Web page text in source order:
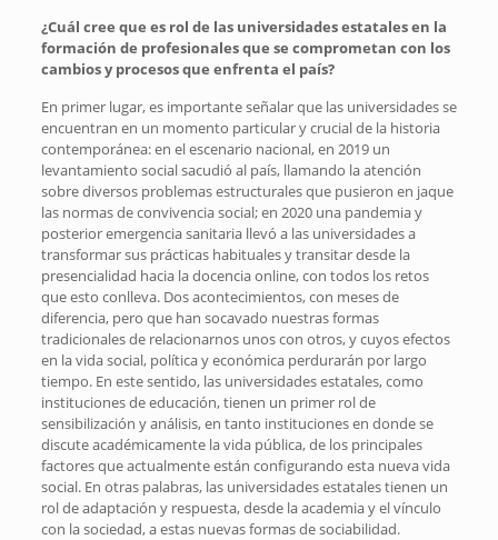
¿Cuál cree que es rol de las universidades estatales en la
formación de profesionales que se comprometan con los
cambios y procesos que enfrenta el país?
En primer lugar, es importante señalar que las universidades se
encuentran en un momento particular y crucial de la historia
contemporánea: en el escenario nacional, en 2019 un
levantamiento social sacudió al país, llamando la atención
sobre diversos problemas estructurales que pusieron en jaque
las normas de convivencia social; en 2020 una pandemia y
posterior emergencia sanitaria llevó a las universidades a
transformar sus prácticas habituales y transitar desde la
presencialidad hacia la docencia online, con todos los retos
que esto conlleva. Dos acontecimientos, con meses de
diferencia, pero que han socavado nuestras formas
tradicionales de relacionarnos unos con otros, y cuyos efectos
en la vida social, política y económica perdurarán por largo
tiempo. En este sentido, las universidades estatales, como
instituciones de educación, tienen un primer rol de
sensibilización y análisis, en tanto instituciones en donde se
discute académicamente la vida pública, de los principales
factores que actualmente están configurando esta nueva vida
social. En otras palabras, las universidades estatales tienen un
rol de adaptación y respuesta, desde la academia y el vínculo
con la sociedad, a estas nuevas formas de sociabilidad.